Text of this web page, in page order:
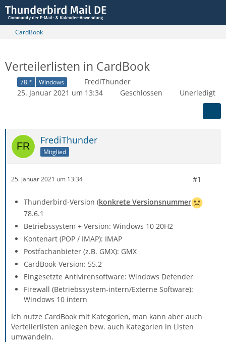
CardBook
Verteilerlisten in CardBook
78.* Windows
FrediThunder
25. Januar 2021 um 13:34
Geschlossen Unerledigt
FrediThunder
Mitglied
25. Januar 2021 um 13:34 #1
Thunderbird-Version (konkrete Versionsnummer
78.6.1
Betriebssystem + Version: Windows 10 20H2
Kontenart (POP / IMAP): IMAP
Postfachanbieter (z.B. GMX): GMX
CardBook-Version: 55.2
Eingesetzte Antivirensoftware: Windows Defender
Firewall (Betriebssystem-intern/Externe Software):
Windows 10 intern
Ich nutze CardBook mit Kategorien, man kann aber auch
Verteilerlisten anlegen bzw. auch Kategorien in Listen
umwandeln.